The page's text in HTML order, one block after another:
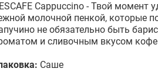
Cappuccino - Твой
молочной пенкой, которые
не обязательно быть
и сливочным вкусом
Саше